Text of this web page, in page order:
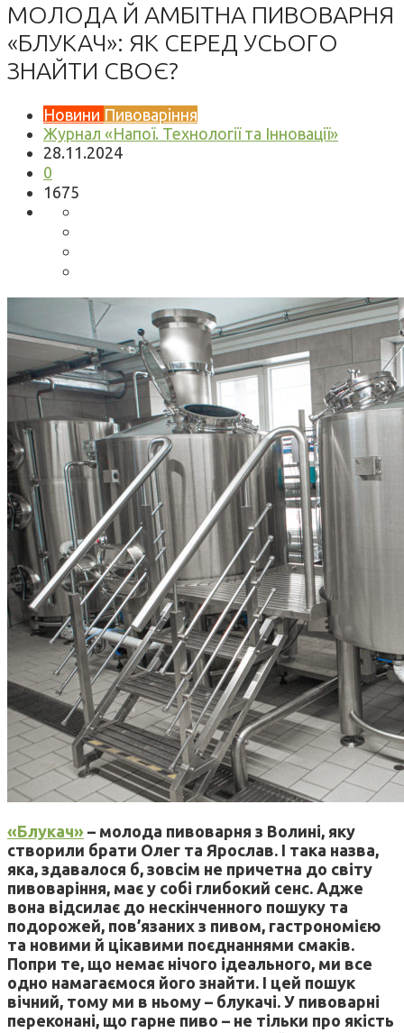
МОЛОДА Й АМБІТНА ПИВОВАРНЯ
«БЛУКАЧ»: ЯК СЕРЕД УСЬОГО
ЗНАЙТИ СВОЄ?
Новини Пивоваріння
Журнал «Напої. Технології та Інновації»
28.11.2024
0
1675
«Блукач» – молода пивоварня з Волині, яку
створили брати Олег та Ярослав. І така назва,
яка, здавалося б, зовсім не причетна до світу
пивоваріння, має у собі глибокий сенс. Адже
вона відсилає до нескінченного пошуку та
подорожей, пов’язаних з пивом, гастрономією
та новими й цікавими поєднаннями смаків.
Попри те, що немає нічого ідеального, ми все
одно намагаємося його знайти. І цей пошук
вічний, тому ми в ньому – блукачі. У пивоварні
переконані, що гарне пиво – не тільки про якість